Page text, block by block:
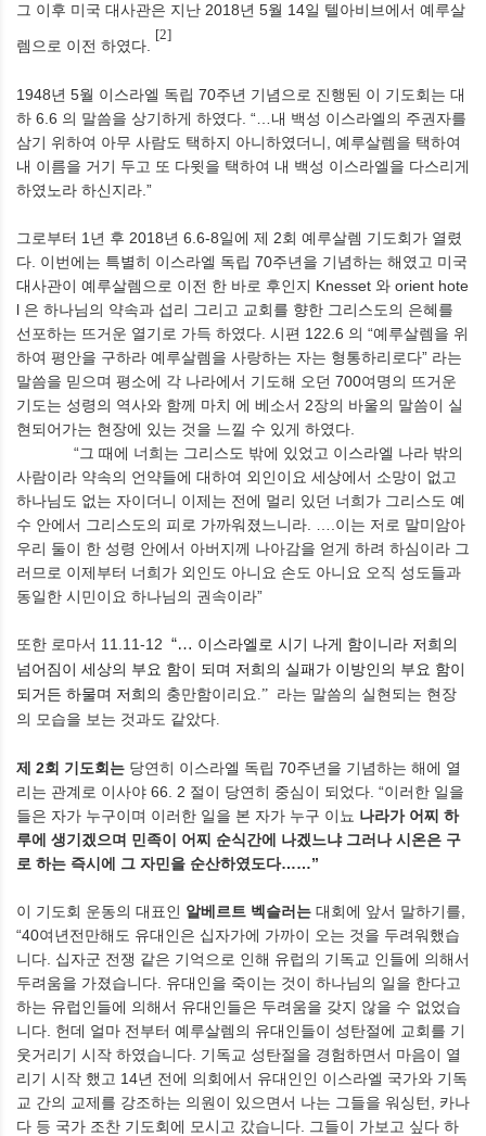
그 이후 미국 대사관은 지난 2018년 5월 14일 텔아비브에서 예루살
렘으로 이전 하였다.
[2]
1948년 5월 이스라엘 독립 70주년 기념으로 진행된 이 기도회는 대
하 6.6 의 말씀을 상기하게 하였다 . “… 내 백성 이스라엘의 주권자를
삼기 위하여 아무 사람도 택하지 아니하였더니
예루살렘을 택하여
내 이름을 거기 두고 또 다윗을 택하여 내 백성 이스라엘을 다스리게
하였노라 하신지라 .”
그로부터 1 년 후 2018년 6.6-8일에 제 2회 예루살렘 기도회가 열렸
다 이번에는 특별히 이스라엘 독립 70주년을 기념하는 해였고 미국
대사관이 예루살렘으로 이전 한 바로 후인지 Knesset 와 orient hote
l 은 하나님의 약속과 섭리 그리고 교회를 향한 그리스도의 은혜를
선포하는 뜨거운 열기로 가득 하였다 시편 122.6 의 “예루살렘을 위
하여 평안을 구하라 예루살렘을 사랑하는 자는 형통하리로다” 라는
말씀을 믿으며 평소에 각 나라에서 기도해 오던 700여명의 뜨거운
기도는 성령의 역사와 함께 마치 에 베소서 2장의 바울의 말씀이 실
현되어가는 현장에 있는 것을 느낄 수 있게 하였다
“그 때에 너희는 그리스도 밖에 있었고 이스라엘 나라 밖의
사람이라 약속의 언약들에 대하여 외인이요 세상에서 소망이 없고
하나님도 없는 자이더니 이제는 전에 멀리 있던 너희가 그리스도 예
수 안에서 그리스도의 피로 가까워졌느니라
이는 저로 말미암아
우리 둘이 한 성령 안에서 아버지께 나아감을 얻게 하려 하심이라 그
러므로 이제부터 너희가 외인도 아니요 손도 아니요 오직 성도들과
동일한 시민이요 하나님의 권속이라”
또한 로마서 11.11-12 “… 이스라엘로 시기 나게 함이니라 저희의
넘어짐이 세상의 부요 함이 되며 저희의 실패가 이방인의 부요 함이
되거든 하물며 저희의 충만함이리요 .” 라는 말씀의 실현되는 현장
의 모습을 보는 것과도 같았다
제 2회 기도회는 당연히 이스라엘 독립 70주년을 기념하는 해에 열
리는 관계로 이사야 66. 2 절이 당연히 중심이 되었다 . “이러한 일을
들은 자가 누구이며 이러한 일을 본 자가 누구 이뇨 나라가 어찌 하
루에 생기겠으며 민족이 어찌 순식간에 나겠느냐 그러나 시온은 구
로 하는 즉시에 그 자민을 순산하였도다……”
이 기도회 운동의 대표인 알베르트 벡슬러는 대회에 앞서 말하기를
“40여년전만해도 유대인은 십자가에 가까이 오는 것을 두려워했습
니다 십자군 전쟁 같은 기억으로 인해 유럽의 기독교 인들에 의해서
두려움을 가졌습니다 유대인을 죽이는 것이 하나님의 일을 한다고
하는 유럽인들에 의해서 유대인들은 두려움을 갖지 않을 수 없었습
니다 헌데 얼마 전부터 예루살렘의 유대인들이 성탄절에 교회를 기
웃거리기 시작 하였습니다 기독교 성탄절을 경험하면서 마음이 열
리기 시작 했고 14년 전에 의회에서 유대인인 이스라엘 국가와 기독
교 간의 교제를 강조하는 의원이 있으면서 나는 그들을 워싱턴
카나
다 등 국가 조찬 기도회에 모시고 갔습니다
그들이 가보고 싶다 하